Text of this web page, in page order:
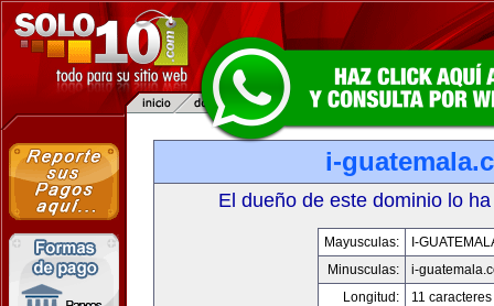
i-
El dueño de este dominio lo
Mayusculas:
I-
Minusculas:
i-
Longitud:
11 caracteres